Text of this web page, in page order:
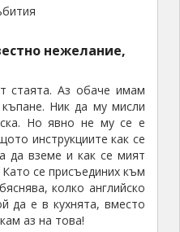
нежелание,
стаята. Аз обаче имам
Ник да му мисли
Но явно не му се е
инструкциите как се
да вземе и как се мият
се присъединих към
колко английско
да е в кухнята, вместо
аз на това!